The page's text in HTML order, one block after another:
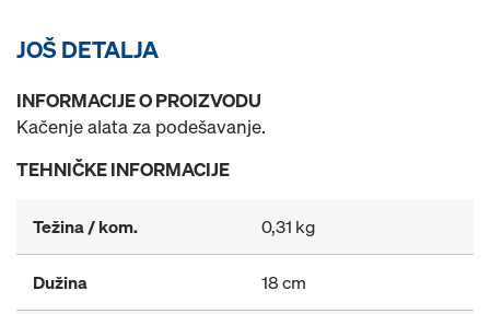
JOŠ DETALJA
INFORMACIJE O PROIZVODU
Kačenje alata za podešavanje.
TEHNIČKE INFORMACIJE
Težina / kom. 0,31 kg
Dužina 18 cm